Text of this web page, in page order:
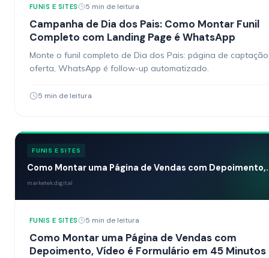
FUNIS E SITES 5 min de leitura
Campanha de Dia dos Pais: Como Montar Funil
Completo com Landing Page é WhatsApp
Monte o funil completo de Dia dos Pais: página de
oferta, WhatsApp é follow-up automatizado.
5 min de leitura
FUNIS E SITES
Como Montar uma Página de Vendas com
marketek.digital
FUNIS E SITES 5 min de leitura
Como Montar uma Página de Vendas com
Depoimento, Vídeo é Formulário em 45 Minutos